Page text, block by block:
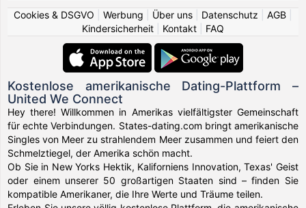
Cookies & DSGVO
Werbung Über uns Datenschutz AGB
Kindersicherheit
Kontakt FAQ
Kostenlose amerikanische Dating-Plattform –
United We Connect
Hey there! Willkommen in Amerikas vielfältigster Gemeinschaft
für echte Verbindungen. States-dating.com bringt amerikanische
Singles von Meer zu strahlendem Meer zusammen und feiert den
Schmelztiegel, der Amerika schön macht.
Ob Sie in New Yorks Hektik, Kaliforniens Innovation, Texas' Geist
oder einem unserer 50 großartigen Staaten sind – finden Sie
kompatible Amerikaner, die Ihre Werte und Träume teilen.